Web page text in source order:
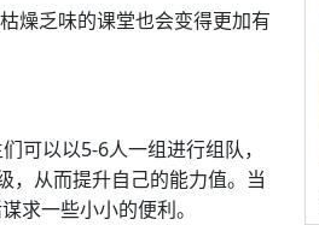
燥乏味的课堂也会变得更加有
可以以5-6人一组进行组队，
，从而提升自己的能力值。当
求一些小小的便利。